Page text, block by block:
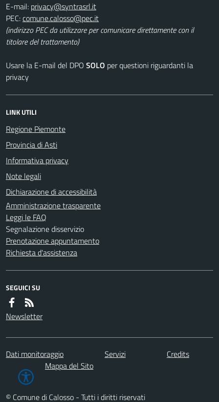
E-mail:
PEC:
(indirizzo PEC da utilizzare per comunicare direttamente con il
titolare del trattamento)
Usare la E-mail del DPO SOLO per questioni riguardanti la
privacy
LINK UTILI
Regione Piemonte
Provincia di Asti
Informativa privacy
Note legali
Dichiarazione di accessibilità
Amministrazione trasparente
Leggi le FAQ
Segnalazione disservizio
Prenotazione appuntamento
Richiesta d'assistenza
SEGUICI SU
Newsletter
Dati monitoraggio Servizi
Credits
Mappa del Sito
© Comune di Calosso - Tutti i diritti riservati